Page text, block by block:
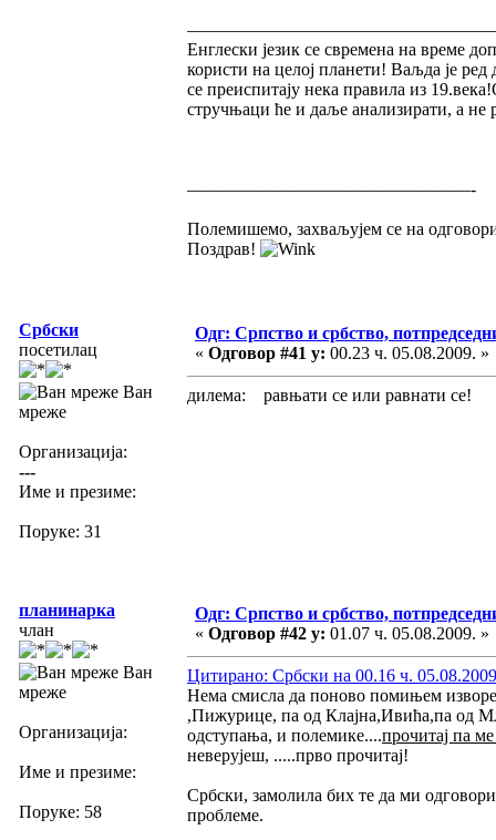
Енглески језик се свремена на време
користи на целој планети! Ваљда је
се преиспитају нека правила из
стручњаци ће и даље анализирати, а не
————————————————-
Полемишемо, захваљујем се на
Поздрав!
Србски
посетилац
Ван
мреже
Организација:
---
Име и презиме:
Поруке: 31
Одг: Српство и србство,
« Одговор #41 у: 00.23 ч. 05.08.2009. »
дилема: равњати се или равнати се!
планинарка
члан
Ван
мреже
Организација:
Име и презиме:
Поруке: 58
Одг: Српство и србство,
« Одговор #42 у: 01.07 ч. 05.08.2009. »
Цитирано: Србски на 00.16 ч.
Нема смисла да поново помињем
,Пижурице, па од Клајна,Ивића,па од
одступања, и полемике....прочитај па
неверујеш, .....прво прочитај!
Србски, замолила бих те да ми
проблеме.